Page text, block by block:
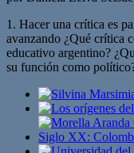
1. Hacer una crítica es
avanzando ¿Qué crítica
educativo argentino?
su función como